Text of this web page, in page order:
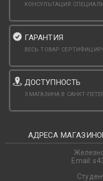
КОНСУЛЬТАЦИЯ
ГАРАНТИЯ
ВЕСЬ ТОВАР
ДОСТУПНОСТЬ
3 МАГАЗИНА В САНКТ-
АДРЕСА
Email: